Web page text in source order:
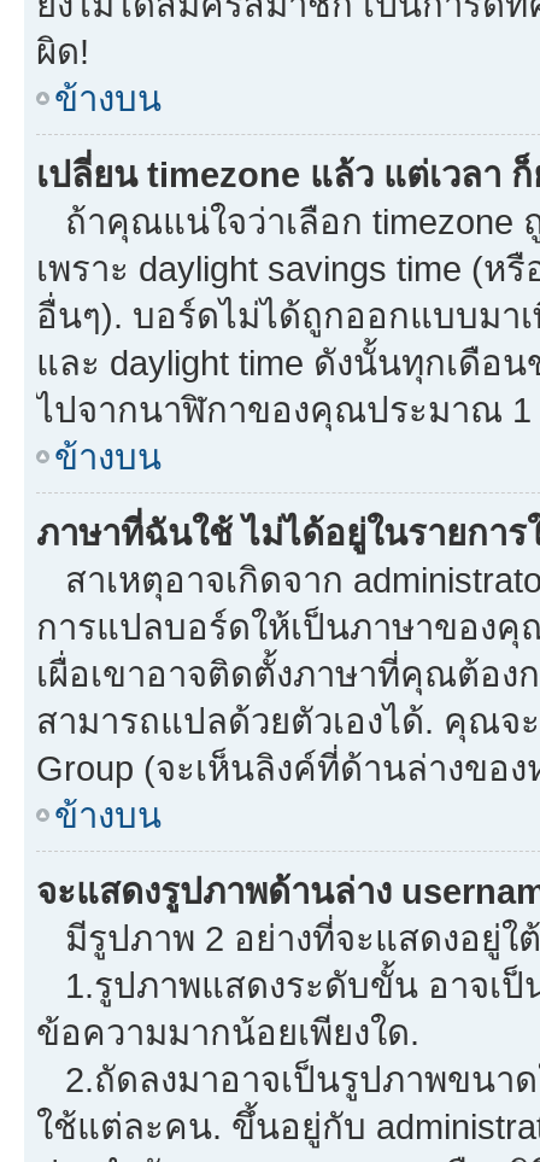
ผิด!
ข้างบน
เปลี่ยน timezone แล้ว แต่เวลา
ถ้าคุณแน่ใจว่าเลือก timezone
เพราะ daylight savings time (ห
อื่นๆ). บอร์ดไม่ได้ถูกออกแบบมา
และ daylight time ดังนั้นทุกเดือ
ไปจากนาฬิกาของคุณประมาณ 1
ข้างบน
ภาษาที่ฉันใช้ ไม่ได้อยู่ในรายการ
สาเหตุอาจเกิดจาก
การแปลบอร์ดให้เป็นภาษาของคุ
เผื่อเขาอาจติดตั้งภาษาที่คุณต้อ
สามารถแปลด้วยตัวเองได้. คุณจ
Group (จะเห็นลิงค์ที่ด้านล่างของ
ข้างบน
จะแสดงรูปภาพด้านล่าง
มีรูปภาพ 2 อย่างที่จะแสดงอยู่ใ
1.รูปภาพแสดงระดับขั้น อาจเ
ข้อความมากน้อยเพียงใด.
2.ถัดลงมาอาจเป็นรูปภาพขนา
ใช้แต่ละคน. ขึ้นอยู่กับ